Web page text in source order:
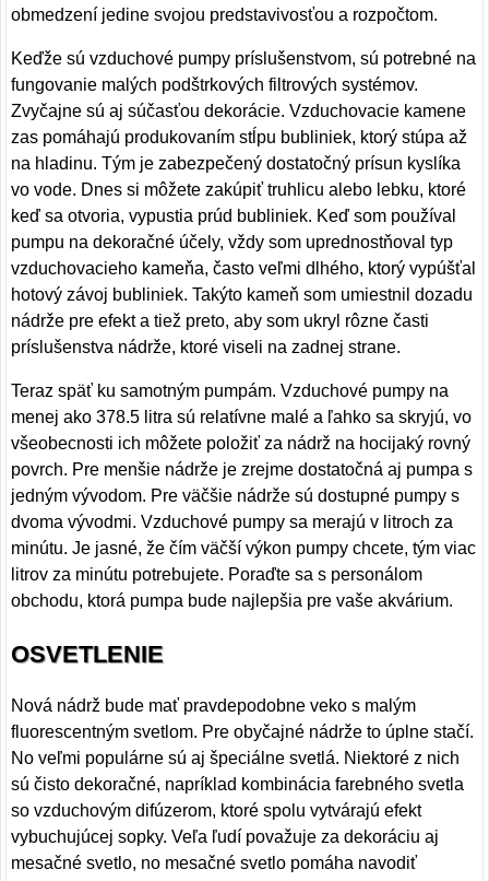
obmedzení jedine svojou predstavivosťou a rozpočtom.
Keďže sú vzduchové pumpy príslušenstvom, sú potrebné na
fungovanie malých podštrkových filtrových systémov.
Zvyčajne sú aj súčasťou dekorácie. Vzduchovacie kamene
zas pomáhajú produkovaním stĺpu bubliniek, ktorý stúpa až
na hladinu. Tým je zabezpečený dostatočný prísun kyslíka
vo vode. Dnes si môžete zakúpiť truhlicu alebo lebku, ktoré
keď sa otvoria, vypustia prúd bubliniek. Keď som používal
pumpu na dekoračné účely, vždy som uprednostňoval typ
vzduchovacieho kameňa, často veľmi dlhého, ktorý vypúšťal
hotový závoj bubliniek. Takýto kameň som umiestnil dozadu
nádrže pre efekt a tiež preto, aby som ukryl rôzne časti
príslušenstva nádrže, ktoré viseli na zadnej strane.
Teraz späť ku samotným pumpám. Vzduchové pumpy na
menej ako 378.5 litra sú relatívne malé a ľahko sa skryjú, vo
všeobecnosti ich môžete položiť za nádrž na hocijaký rovný
povrch. Pre menšie nádrže je zrejme dostatočná aj pumpa s
jedným vývodom. Pre väčšie nádrže sú dostupné pumpy s
dvoma vývodmi. Vzduchové pumpy sa merajú v litroch za
minútu. Je jasné, že čím väčší výkon pumpy chcete, tým viac
litrov za minútu potrebujete. Poraďte sa s personálom
obchodu, ktorá pumpa bude najlepšia pre vaše akvárium.
OSVETLENIE
Nová nádrž bude mať pravdepodobne veko s malým
fluorescentným svetlom. Pre obyčajné nádrže to úplne stačí.
No veľmi populárne sú aj špeciálne svetlá. Niektoré z nich
sú čisto dekoračné, napríklad kombinácia farebného svetla
so vzduchovým difúzerom, ktoré spolu vytvárajú efekt
vybuchujúcej sopky. Veľa ľudí považuje za dekoráciu aj
mesačné svetlo, no mesačné svetlo pomáha navodiť